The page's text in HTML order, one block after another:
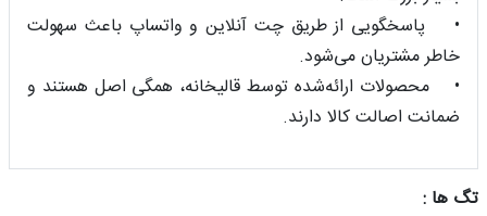
• پاسخگویی از طریق چت آنلاین و واتساپ باعث سهولت
خاطر مشتریان می‌شود.
• محصولات ارائه‌شده توسط قالیخانه، همگی اصل هستند و
ضمانت اصالت کالا دارند.
تگ ها :